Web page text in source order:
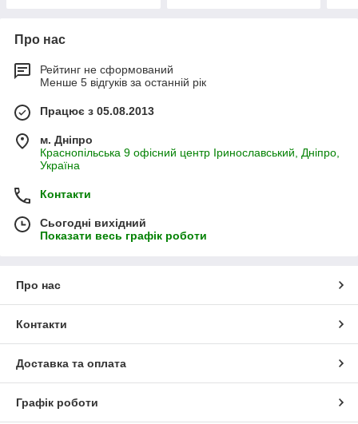
Про нас
Рейтинг не сформований
Менше 5 відгуків за останній рік
Працює з 05.08.2013
м. Дніпро
Краснопільська 9 офісний центр Іринославський, Дніпро,
Україна
Контакти
Сьогодні вихідний
Показати весь графік роботи
Про нас
Контакти
Доставка та оплата
Графік роботи